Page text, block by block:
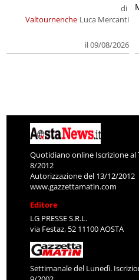
Valtournenche
di
Luca Mercanti
il 09/08/2026
Quotidiano online Iscrizione al
8/2012
Autorizzazione del 13/12/2012
www.gazzettamatin.com
Editore
LG PRESSE S.R.L.
via Festaz, 52 11100 AOSTA
Settimanale del Lunedì.